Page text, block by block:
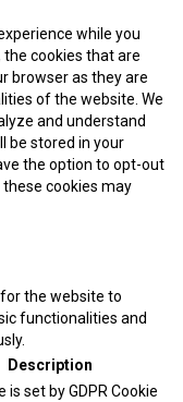
while you
cookies that are
browser as they are
of the website. We
and understand
be stored in your
the option to opt-out
cookies may
the website to
functionalities and
Description
is set by GDPR Cookie